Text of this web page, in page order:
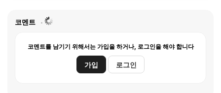
코멘트
코멘트를 남기기 위해서는 가입을 하거나, 로그인을 해야 합니다
가입 로그인